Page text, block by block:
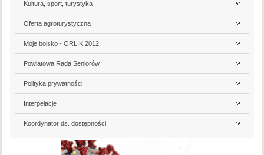
Kultura, sport, turystyka
Oferta agroturystyczna
Moje boisko - ORLIK 2012
Powiatowa Rada Seniorów
Polityka prywatności
Interpelacje
Koordynator ds. dostępności